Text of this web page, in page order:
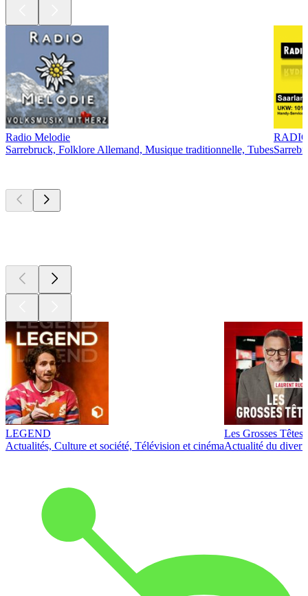
Radio Melodie
Sarrebruck, Folklore Allemand, Musique traditionnelle, Tubes
LEGEND
Actualités, Culture et société, Télévision et cinéma
Les Grosses Têtes
Actualité du